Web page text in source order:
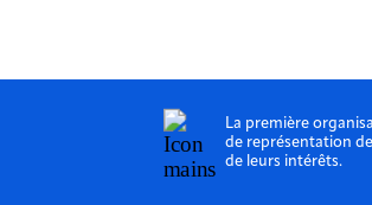
La première
de représentation
de leurs intérêts.